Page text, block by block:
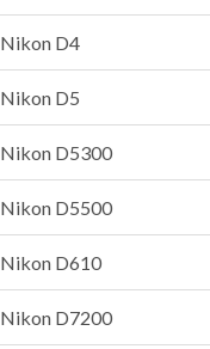
Nikon D4
Nikon D5
Nikon D5300
Nikon D5500
Nikon D610
Nikon D7200